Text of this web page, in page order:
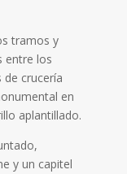
tramos y
entre los
crucería
en
aplantillado.
y un capitel